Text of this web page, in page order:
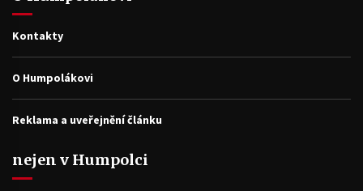
Kontakty
O Humpolákovi
Reklama a uveřejnění článku
nejen v Humpolci